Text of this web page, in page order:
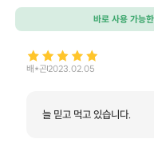
바로 사용 가능
배*곤2023.02.05
늘 믿고 먹고 있습니다.